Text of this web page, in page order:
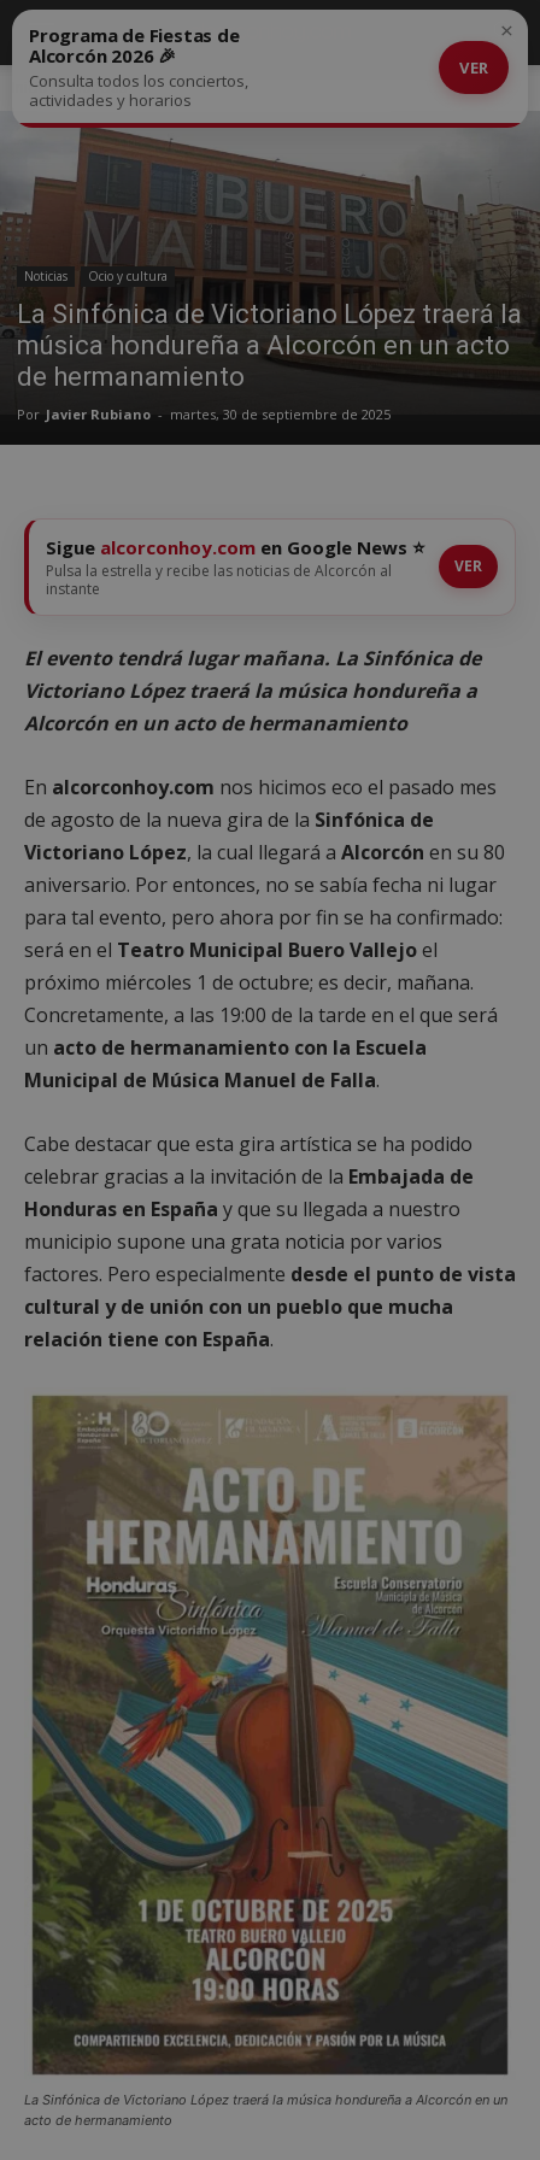
Inicio Noticias
Noticias Ocio y cultura
La Sinfónica de Victoriano López traerá la
música hondureña a Alcorcón en un acto
de hermanamiento
Por Javier Rubiano - martes, 30 de septiembre de 2025
Programa de Fiestas de
Alcorcón 2026 🎉
Consulta todos los conciertos,
actividades y horarios
VER
×
Sigue alcorconhoy.com en Google News ⭐
Pulsa la estrella y recibe las noticias de Alcorcón al
instante
VER
El evento tendrá lugar mañana. La Sinfónica de
Victoriano López traerá la música hondureña a
Alcorcón en un acto de hermanamiento
En alcorconhoy.com nos hicimos eco el pasado mes
de agosto de la nueva gira de la Sinfónica de
Victoriano López, la cual llegará a Alcorcón en su 80
aniversario. Por entonces, no se sabía fecha ni lugar
para tal evento, pero ahora por fin se ha confirmado:
será en el Teatro Municipal Buero Vallejoel
próximo miércoles 1 de octubre; es decir, mañana.
Concretamente, a las 19:00 de la tarde en el que será
un acto de hermanamiento con la Escuela
Municipal de Música Manuel de Falla.
Cabe destacar que esta gira artística se ha podido
celebrar gracias a la invitación de la Embajada de
Honduras en España y que su llegada a nuestro
municipio supone una grata noticia por varios
factores. Pero especialmente desde el punto de vista
cultural y de unión con un pueblo que mucha
relación tiene con España.
La Sinfónica de Victoriano López traerá la música hondureña a Alcorcón en un
acto de hermanamiento